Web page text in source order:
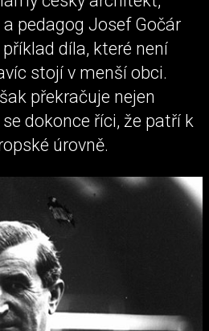
pedagog Josef Gočár
díla, které není
stojí v menší obci.
překračuje nejen
dokonce říci, že patří k
úrovně.